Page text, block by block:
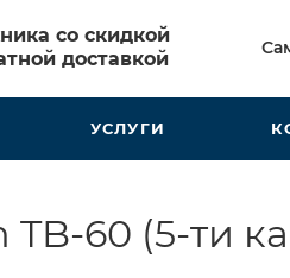
со скидкой
доставкой
УСЛУГИ
60 (5-ти